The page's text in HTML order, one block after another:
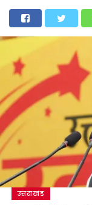
उत्तराखंड